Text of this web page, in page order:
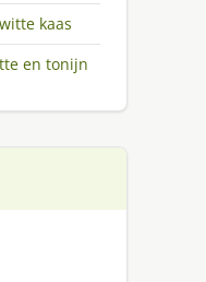
kaas
en tonijn